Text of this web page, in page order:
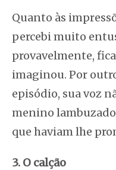
Quanto às
percebi muito
provavelmente,
imaginou. Por
episódio, sua voz
menino
que haviam lhe
3. O calção